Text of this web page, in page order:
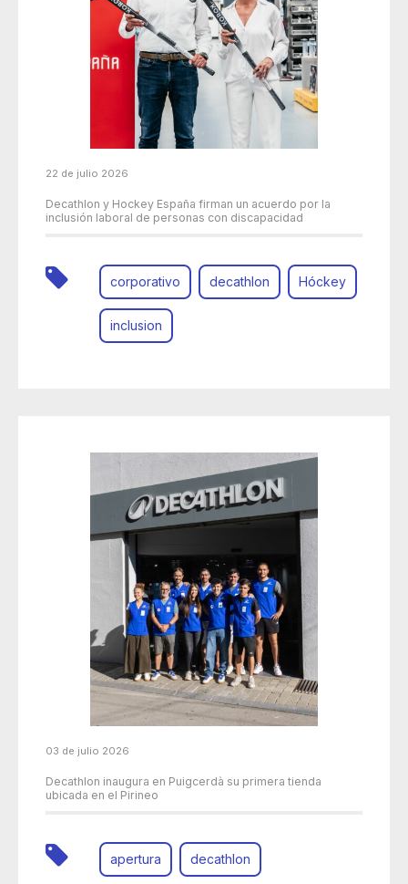
22 de julio 2026
Decathlon y Hockey España firman un acuerdo por la
inclusión laboral de personas con discapacidad
corporativo decathlon Hóckey
inclusion
03 de julio 2026
Decathlon inaugura en Puigcerdà su primera tienda
ubicada en el Pirineo
apertura decathlon